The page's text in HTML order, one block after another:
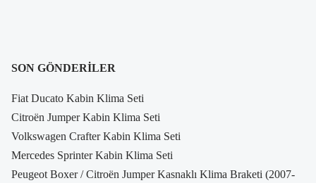
SON GÖNDERILER
Fiat Ducato Kabin Klima Seti
Citroën Jumper Kabin Klima Seti
Volkswagen Crafter Kabin Klima Seti
Mercedes Sprinter Kabin Klima Seti
Peugeot Boxer / Citroën Jumper Kasnaklı Klima Braketi (2007-